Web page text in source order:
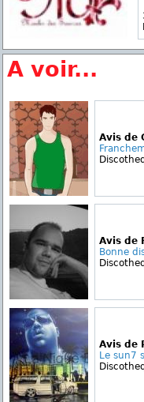
A voir...
Avis de
Avis de
Bonne
Avis de
Le sun7